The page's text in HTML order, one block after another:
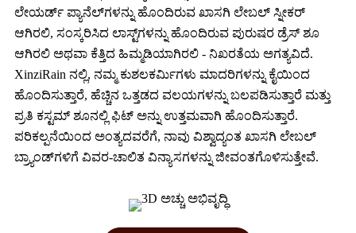
ಲೇಯರ್ಡ್ ಪ್ಯಾನೆಲ್‌ಗಳನ್ನು ಹೊಂದಿರುವ ಖಾಸಗಿ ಲೇಬಲ್ ಸ್ನೀಕರ್
ಆಗಿರಲಿ, ಸಂಸ್ಕರಿಸಿದ ಲಾಸ್ಟ್‌ಗಳನ್ನು ಹೊಂದಿರುವ ಪುರುಷರ ಡ್ರೆಸ್ ಶೂ
ಆಗಿರಲಿ ಅಥವಾ ಕೆತ್ತಿದ ಹಿಮ್ಮಡಿಯಾಗಿರಲಿ - ನಿಖರತೆಯ ಅಗತ್ಯವಿದೆ.
XinziRain ನಲ್ಲಿ, ನಮ್ಮ ಕುಶಲಕರ್ಮಿಗಳು ಮಾದರಿಗಳನ್ನು ಕೈಯಿಂದ
ಹೊಂದಿಸುತ್ತಾರೆ, ಹೆಚ್ಚಿನ ಒತ್ತಡದ ವಲಯಗಳನ್ನು ಬಲಪಡಿಸುತ್ತಾರೆ ಮತ್ತು
ಪ್ರತಿ ಕಸ್ಟಮ್ ಶೂನಲ್ಲಿ ಫಿಟ್ ಅನ್ನು ಉತ್ತಮವಾಗಿ ಹೊಂದಿಸುತ್ತಾರೆ.
ಪರಿಕಲ್ಪನೆಯಿಂದ ಅಂತ್ಯದವರೆಗೆ, ನಾವು ವಿಶ್ವಾದ್ಯಂತ ಖಾಸಗಿ ಲೇಬಲ್
ಬ್ರ್ಯಾಂಡ್‌ಗಳಿಗೆ ವಿವರ-ಚಾಲಿತ ವಿನ್ಯಾಸಗಳನ್ನು ಜೀವಂತಗೊಳಿಸುತ್ತೇವೆ.